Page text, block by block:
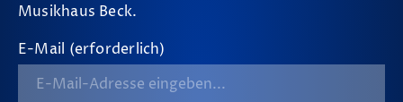
Musikhaus Beck.
E-Mail (erforderlich)